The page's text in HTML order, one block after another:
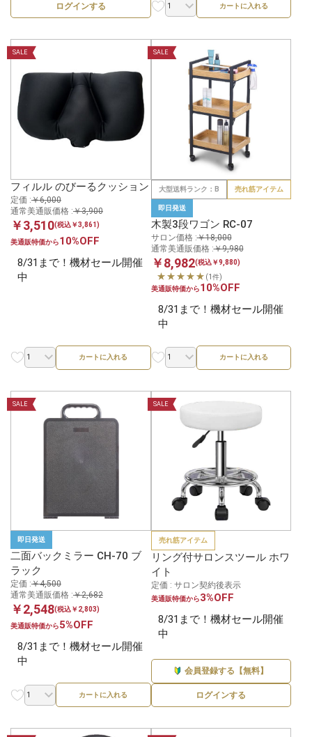
ログインする カートに入れる
SALE
フィルル のびーるクッション
定価 :￥6,000
通常美通販価格 :￥3,900
￥3,510(税込￥3,861)
美通販特価から10%OFF
8/31まで！機材セール開催
中
カートに入れる
SALE
大型送料ランク：B 売れ筋アイテム
即日発送
木製3段ワゴン RC-07
サロン価格 :￥18,000
通常美通販価格 :￥9,980
￥8,982(税込￥9,880)
★★★★★ (1件)
美通販特価から10%OFF
8/31まで！機材セール開催
中
カートに入れる
SALE
即日発送
二面バックミラー CH-70 ブ
ラック
定価 :￥4,500
通常美通販価格 :￥2,682
￥2,548(税込￥2,803)
美通販特価から5%OFF
8/31まで！機材セール開催
中
カートに入れる
SALE
売れ筋アイテム
リング付サロンスツール ホワ
イト
定価 : サロン契約後表示
美通販特価から3%OFF
8/31まで！機材セール開催
中
会員登録する【無料】
ログインする